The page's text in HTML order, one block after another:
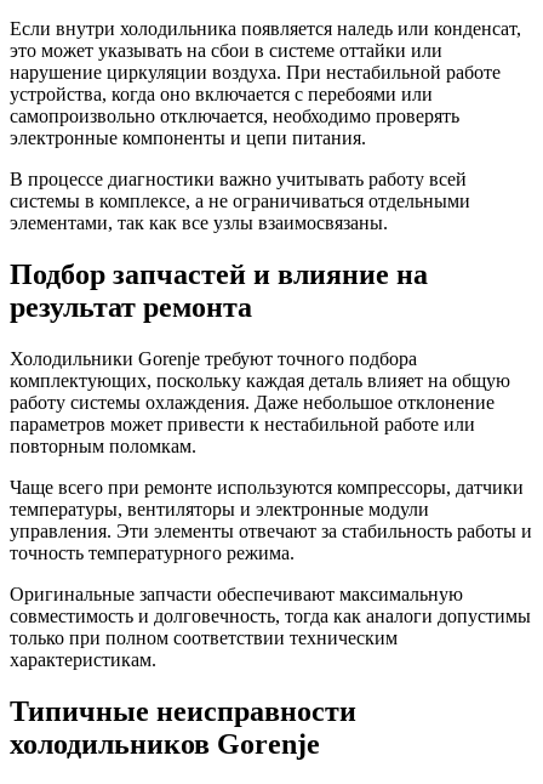
Если внутри холодильника появляется наледь или конденсат,
это может указывать на сбои в системе оттайки или
нарушение циркуляции воздуха. При нестабильной работе
устройства, когда оно включается с перебоями или
самопроизвольно отключается, необходимо проверять
электронные компоненты и цепи питания.
В процессе диагностики важно учитывать работу всей
системы в комплексе, а не ограничиваться отдельными
элементами, так как все узлы взаимосвязаны.
Подбор запчастей и влияние на
результат ремонта
Холодильники Gorenje требуют точного подбора
комплектующих, поскольку каждая деталь влияет на общую
работу системы охлаждения. Даже небольшое отклонение
параметров может привести к нестабильной работе или
повторным поломкам.
Чаще всего при ремонте используются компрессоры, датчики
температуры, вентиляторы и электронные модули
управления. Эти элементы отвечают за стабильность работы и
точность температурного режима.
Оригинальные запчасти обеспечивают максимальную
совместимость и долговечность, тогда как аналоги допустимы
только при полном соответствии техническим
характеристикам.
Типичные неисправности
холодильников Gorenje